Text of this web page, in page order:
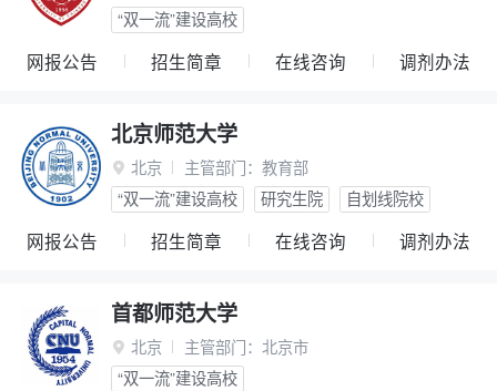
“双一流”建设高校
网报公告 招生简章 在线咨询 调剂办法
北京师范大学
 北京 主管部门： 教育部
“双一流”建设高校
研究生院 自划线院校
网报公告 招生简章 在线咨询 调剂办法
首都师范大学
 北京 主管部门： 北京市
“双一流”建设高校